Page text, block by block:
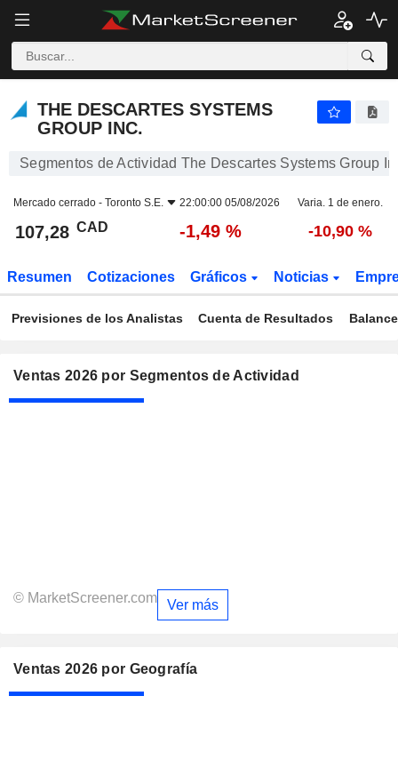
THE DESCARTES SYSTEMS
GROUP INC.
Segmentos de Actividad The Descartes Systems Group
Mercado cerrado - Toronto S.E. 22:00:00 05/08/2026 Varia. 1 de enero.
107,28 CAD -1,49 % -10,90 %
Resumen Cotizaciones Gráficos Noticias
Previsiones de los Analistas Cuenta de Resultados Balance
Ventas 2026 por Segmentos de Actividad
© MarketScreener.com Ver más
Ventas 2026 por Geografía